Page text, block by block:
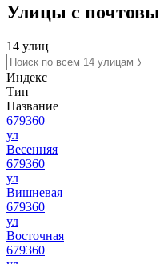
Улицы с
14 улиц
Индекс
Тип
Название
679360
ул
Весенняя
679360
ул
Вишневая
679360
ул
Восточная
679360